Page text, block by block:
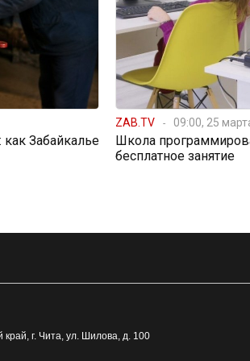
Забайкалье
ZAB.TV 09:00, 25
Школа
бесплатное занятие
край, г. Чита, ул. Шилова, д. 100